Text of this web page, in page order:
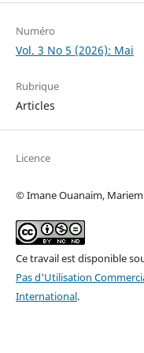
Numéro
Vol. 3 No 5 (2026): Mai
Rubrique
Articles
Licence
© Imane Ouanaim,
Ce travail est disponible
Pas d'Utilisation
International.